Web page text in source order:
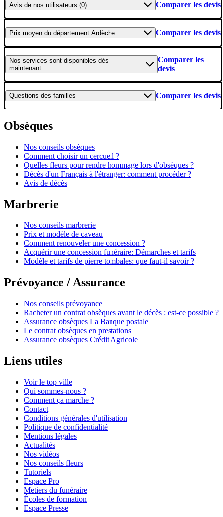
Avis de nos utilisateurs (0) Comparer les devis
Prix moyen du département Ardèche Comparer les devis
Nos services sont disponibles dès
maintenant
Comparer les
devis
Questions des familles Comparer les devis
Obsèques
Nos conseils obsèques
Comment choisir un cercueil ?
Quelles fleurs pour rendre hommage lors d'obsèques ?
Décès d'un Français à l'étranger: comment procéder ?
Avis de décès
Marbrerie
Nos conseils marbrerie
Prix et modèle de caveau
Comment renouveler une concession ?
Acquérir une concession funéraire: Démarches et tarifs
Modèle et tarifs de pierre tombales: que faut-il savoir ?
Prévoyance / Assurance
Nos conseils prévoyance
Racheter un contrat obsèques avant le décès : est-ce possible ?
Assurance obsèques La Banque postale
Le contrat obsèques en prestations
Assurance obsèques Crédit Agricole
Liens utiles
Voir le top ville
Qui sommes-nous ?
Comment ça marche ?
Contact
Conditions générales d'utilisation
Politique de confidentialité
Mentions légales
Actualités
Nos vidéos
Nos conseils fleurs
Tutoriels
Espace Pro
Metiers du funéraire
Écoles de formation
Espace Presse